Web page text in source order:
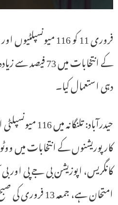
فروری 11 کو 116
کے انتخابات میں
دہی استعمال کیا۔
حیدرآباد:
کارپوریشنوں کے انتخابات میں
کانگریس، اپوزیشن بی جے پی
امتحان ہے، جمعہ 13 فروری کی صبح 8 بجے شروع ہوئی۔